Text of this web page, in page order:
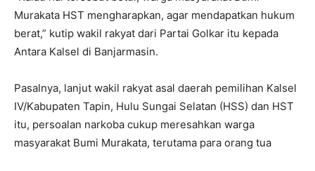
Murakata HST mengharapkan, agar mendapatkan hukum
berat,” kutip wakil rakyat dari Partai Golkar itu kepada
Antara Kalsel di Banjarmasin.
Pasalnya, lanjut wakil rakyat asal daerah pemilihan Kalsel
IV/Kabupaten Tapin, Hulu Sungai Selatan (HSS) dan HST
itu, persoalan narkoba cukup meresahkan warga
masyarakat Bumi Murakata, terutama para orang tua